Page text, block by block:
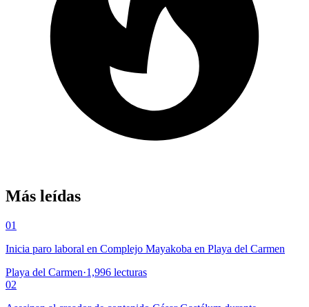
Más leídas
01
Inicia paro laboral en Complejo Mayakoba en Playa del Carmen
Playa del Carmen·1,996 lecturas
02